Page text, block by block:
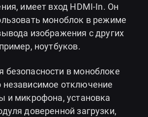
имеет вход HDMI-In. Он
моноблок в режиме
изображения с других
ноутбуков.
в моноблоке
независимое отключение
и микрофона, установка
доверенной загрузки,